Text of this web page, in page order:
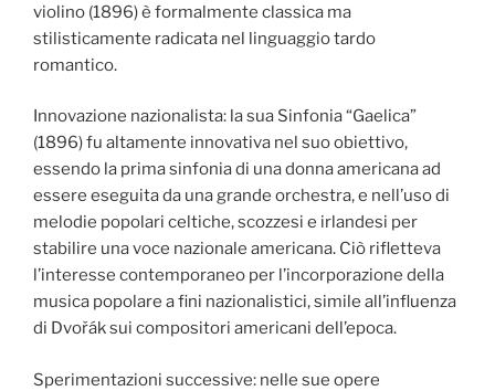
violino (1896) è formalmente classica ma
stilisticamente radicata nel linguaggio tardo
romantico.
Innovazione nazionalista: la sua Sinfonia “Gaelica”
(1896) fu altamente innovativa nel suo obiettivo,
essendo la prima sinfonia di una donna americana ad
essere eseguita da una grande orchestra, e nell’uso di
melodie popolari celtiche, scozzesi e irlandesi per
stabilire una voce nazionale americana. Ciò rifletteva
l’interesse contemporaneo per l’incorporazione della
musica popolare a fini nazionalistici, simile all’influenza
di Dvořák sui compositori americani dell’epoca.
Sperimentazioni successive: nelle sue opere